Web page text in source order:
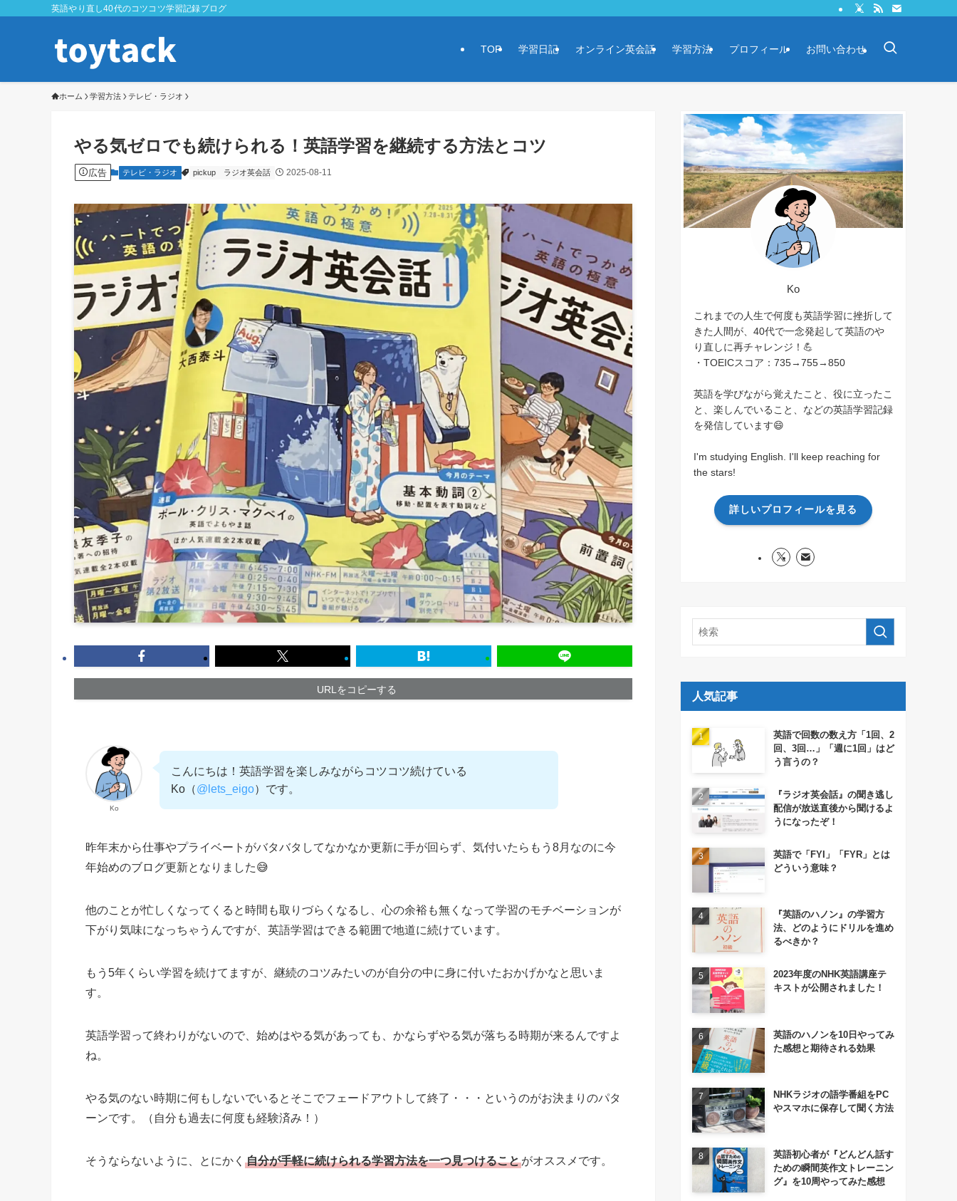
英語やり直し40代のコツコツ学習記録ブログ
TOP 学習日記 オンライン英会話 学習方法 プロフィール お問い合わせ
ホーム 学習方法 テレビ・ラジオ
やる気ゼロでも続けられる！英語学習を継続する方法とコツ
広告 テレビ・ラジオ pickup ラジオ英会話 2025-08-11
URLをコピーする
Ko
こんにちは！英語学習を楽しみながらコツコツ続けている
Ko（@lets_eigo）です。
昨年末から仕事やプライベートがバタバタしてなかなか更新に手が回らず、気付いたらもう8月なのに今
年始めのブログ更新となりました😅
他のことが忙しくなってくると時間も取りづらくなるし、心の余裕も無くなって学習のモチベーションが
下がり気味になっちゃうんですが、英語学習はできる範囲で地道に続けています。
もう5年くらい学習を続けてますが、継続のコツみたいのが自分の中に身に付いたおかげかなと思いま
す。
英語学習って終わりがないので、始めはやる気があっても、かならずやる気が落ちる時期が来るんですよ
ね。
やる気のない時期に何もしないでいるとそこでフェードアウトして終了・・・というのがお決まりのパタ
ーンです。（自分も過去に何度も経験済み！）
そうならないように、とにかく 自分が手軽に続けられる学習方法を一つ見つけることがオススメです。
Ko
これまでの人生で何度も英語学習に挫折して
きた人間が、40代で一念発起して英語のや
り直しに再チャレンジ！💪
・TOEICスコア：735→755→850
英語を学びながら覚えたこと、役に立ったこ
と、楽しんでいること、などの英語学習記録
を発信しています😄
I'm studying English. I'll keep reaching for
the stars!
詳しいプロフィールを見る
人気記事
英語で回数の数え方「1回、2
回、3回…」「週に1回」はど
う言うの？
『ラジオ英会話』の聞き逃し
配信が放送直後から聞けるよ
うになったぞ！
英語で「FYI」「FYR」とは
どういう意味？
『英語のハノン』の学習方
法、どのようにドリルを進め
るべきか？
2023年度のNHK英語講座テ
キストが公開されました！
英語のハノンを10日やってみ
た感想と期待される効果
NHKラジオの語学番組をPC
やスマホに保存して聞く方法
英語初心者が『どんどん話す
ための瞬間英作文トレーニン
グ』を10周やってみた感想